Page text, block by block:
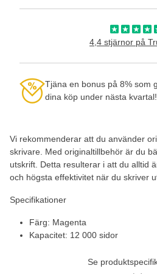
Vi rekommenderar att du använder
skrivare. Med originaltillbehör är du
utskrift. Detta resulterar i att du alltid
och högsta effektivitet när du skriver
Specifikationer
Färg: Magenta
Kapacitet: 12 000 sidor
Se
4,4 stjärnor på
Tjäna en bonus på 8% som
dina köp under nästa kvartal!